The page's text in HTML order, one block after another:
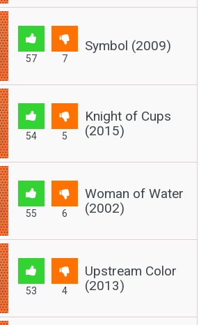
57 7
Symbol (2009)
54 5
Knight of Cups
(2015)
55 6
Woman of Water
(2002)
53 4
Upstream Color
(2013)